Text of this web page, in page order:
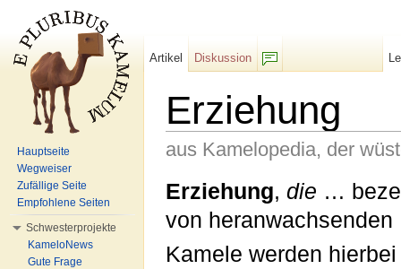
Erziehung
aus Kamelopedia, der
Erziehung, die …
von heranwachsenden
Kamele werden
Artikel
Diskussion
Hauptseite
Wegweiser
Zufällige Seite
Empfohlene Seiten
Schwesterprojekte
KameloNews
Gute Frage